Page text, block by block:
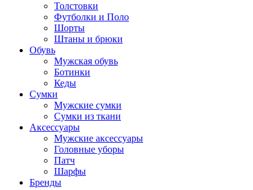
Толстовки
Футболки и Поло
Шорты
Штаны и брюки
Обувь
Мужская обувь
Ботинки
Кеды
Сумки
Мужские сумки
Сумки из ткани
Аксессуары
Мужские аксессуары
Головные уборы
Патч
Шарфы
Бренды